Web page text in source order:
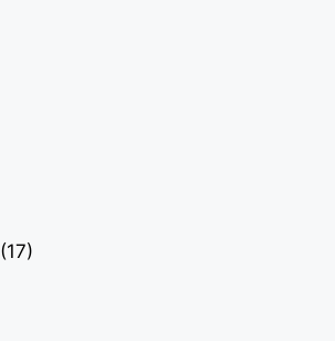
(17)